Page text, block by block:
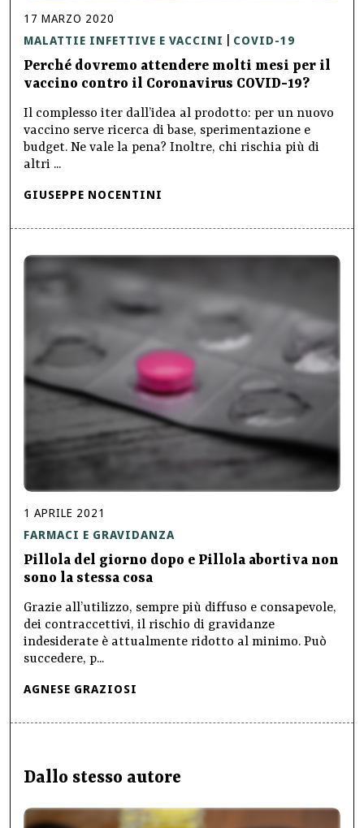
17 MARZO 2020
MALATTIE INFETTIVE E VACCINI
COVID-19
Perché dovremo attendere molti mesi per il
vaccino contro il Coronavirus COVID-19?
Il complesso iter dall’idea al prodotto: per un nuovo
vaccino serve ricerca di base, sperimentazione e
budget. Ne vale la pena? Inoltre, chi rischia più di
altri ...
GIUSEPPE NOCENTINI
1 APRILE 2021
FARMACI E GRAVIDANZA
Pillola del giorno dopo e Pillola abortiva non
sono la stessa cosa
Grazie all’utilizzo, sempre più diffuso e consapevole,
dei contraccettivi, il rischio di gravidanze
indesiderate è attualmente ridotto al minimo. Può
succedere, p...
AGNESE GRAZIOSI
Dallo stesso autore